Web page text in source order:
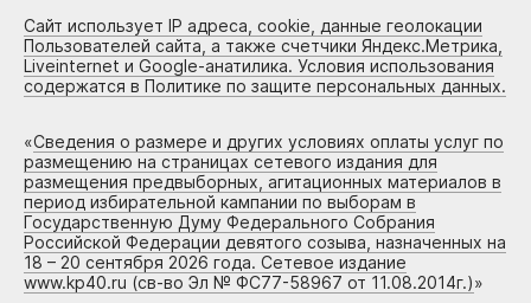
Сайт использует IP адреса, cookie, данные геолокации
Пользователей сайта, а также счетчики Яндекс.Метрика,
Liveinternet и Google-анатилика. Условия использования
содержатся в Политике по защите персональных данных.
«Сведения о размере и других условиях оплаты услуг по
размещению на страницах сетевого издания для
размещения предвыборных, агитационных материалов в
период избирательной кампании по выборам в
Государственную Думу Федерального Собрания
Российской Федерации девятого созыва, назначенных на
18 – 20 сентября 2026 года. Сетевое издание
www.kp40.ru (св-во Эл № ФС77-58967 от 11.08.2014г.)»